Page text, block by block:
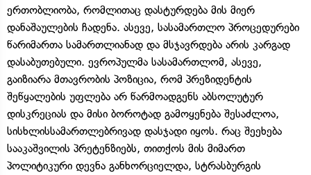
ერთობლიობა, რომლითაც დასტურდება მის მიერ
დანაშაულების ჩადენა. ასევე, სასამართლო პროცედურები
წარიმართა სამართლიანად და მსჯავრდება არის კარგად
დასაბუთებული. ევროპულმა სასამართლომ, ასევე,
გაიზიარა მთავრობის პოზიცია, რომ პრეზიდენტის
შეწყალების უფლება არ წარმოადგენს აბსოლუტურ
დისკრეციას და მისი ბოროტად გამოყენება შესაძლოა,
სისხლისსამართლებრივად დასჯადი იყოს. რაც შეეხება
სააკაშვილის პრეტენზიებს, თითქოს მის მიმართ
პოლიტიკური დევნა განხორციელდა, სტრასბურგის